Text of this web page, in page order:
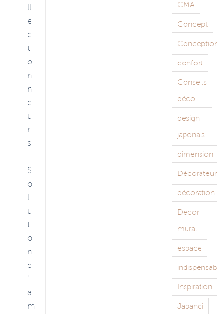
ll
e
c
ti
o
n
n
e
u
r
s
.
S
o
l
u
ti
o
n
d
'
a
m
CMA
Concept
confort
Conseils
déco
design
japonais
dimension
décoration
Décor
mural
espace
Inspiration
Japandi